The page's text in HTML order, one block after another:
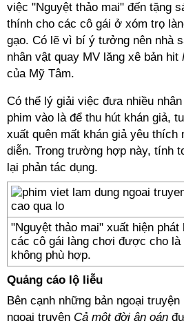
việc "Nguyệt thảo mai" đến tặng
thính cho các cô gái ở xóm trọ
gạo. Có lẽ vì bí ý tưởng nên nhà
nhân vật quay MV lăng xê bản hit
của Mỹ Tâm.
Có thể lý giải việc đưa nhiều
phim vào là để thu hút khán giả,
xuất quên mất khán giả yêu thích
diễn. Trong trường hợp này, tính
lại phản tác dụng.
"Nguyệt thảo mai" xuất hiện
các cô gái làng chơi được cho là
không phù hợp.
Quảng cáo lộ liễu
Bên cạnh những bản ngoại
ngoại truyện Cả một đời ân oán